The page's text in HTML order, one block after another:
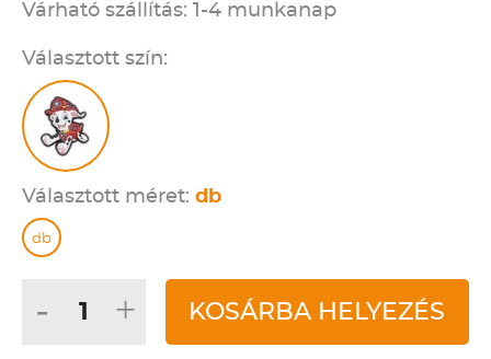
Várható szállítás: 1-4 munkanap
Választott szín:
Választott méret: db
db
- + KOSÁRBA HELYEZÉS